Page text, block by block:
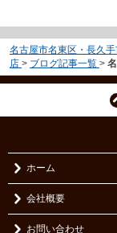
名古屋市名東区・長久
店 > ブログ記事一覧 >
ホーム
会社概要
お問い合わせ